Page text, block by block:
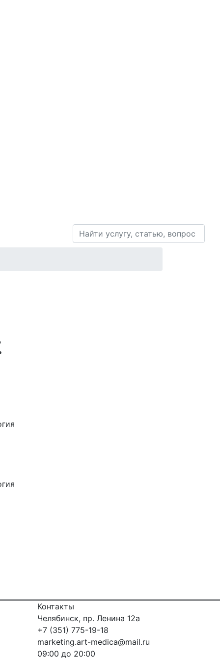
Контакты
Челябинск, пр. Ленина 12a
+7 (351) 775-19-18
marketing.art-medica@mail.ru
09:00 до 20:00